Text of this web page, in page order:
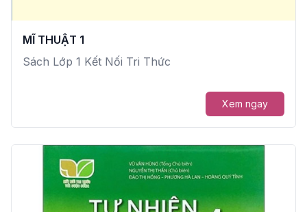
MĨ THUẬT 1
Sách Lớp 1 Kết Nối Tri Thức
Xem ngay